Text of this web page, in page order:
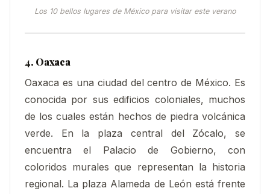
Los 10 bellos lugares de México para visitar este verano
4. Oaxaca
Oaxaca es una ciudad del centro de México. Es
conocida por sus edificios coloniales, muchos
de los cuales están hechos de piedra volcánica
verde. En la plaza central del Zócalo, se
encuentra el Palacio de Gobierno, con
coloridos murales que representan la historia
regional. La plaza Alameda de León está frente